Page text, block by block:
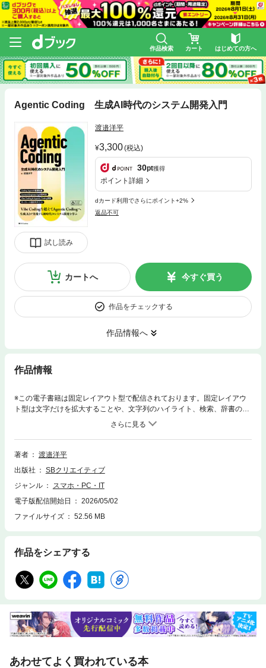
作品検索 カート はじめての方へ
Agentic Coding 生成AI時代のシステム開発入門
試し読み
渡邉洋平
3,300(税込)
30pt獲得
ポイント詳細
dカード利用でさらにポイント+2%
返品不可
カートへ 今すぐ買う
作品をチェックする
作品情報へ
作品情報
※この電子書籍は固定レイアウト型で配信されております。固定レイアウ
ト型は文字だけを拡大することや、文字列のハイライト、検索、辞書の参
照、引用などの機能が使用できません。 ＃本書の内容 2022年にChatGPT
が登場してから約4年。今も「生成AI」は話題の中心にあり続けていま
す。かつて「もうLLMの話は飽きた」と言っていたプログラマーたちが、
今では「どのLLMがすごいか」「AIエージェントにどう乗るか」「AIをど
惑っている方も多いのではないでしょうか。 2024年末の時点では、AIに
よるコーディング支援はあくまで「副操縦士（Copilot）」でした。しかし
縦士（Pilot）」へと進化しています。エンジニアリングの舵取りは、もは
やエンジニアではなくAIが中心になるのかもしれません。 こうした大きな
テム開発にAIエージェントがある前提の時代」に向けて、自分自身のスタ
イルをどう変え、どう成長していくかを考えることです。 生成AI、とりわ
けAIエージェントがもたらすこの変革期に、ITエンジニアはどう向き合え
ばよいのか。本書ではハンズオンによる具体的な利用例を示しながら、そ
の道筋を描いていきます。 ＃本書の目的 ● Coding Agentについての基本
感する。 ● Agentic Codingで開発を進め、実践的なCoding Agentの使い方
を理解する。 ※カバー画像が異なる場合があります。
著者
渡邉洋平
出版社
SBクリエイティブ
ジャンル
スマホ・PC・IT
電子版配信開始日
2026/05/02
ファイルサイズ
52.56 MB
作品をシェアする
あわせてよく買われている本